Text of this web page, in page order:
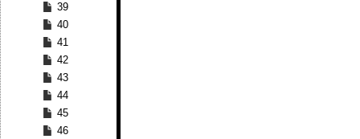
39
40
41
42
43
44
45
46